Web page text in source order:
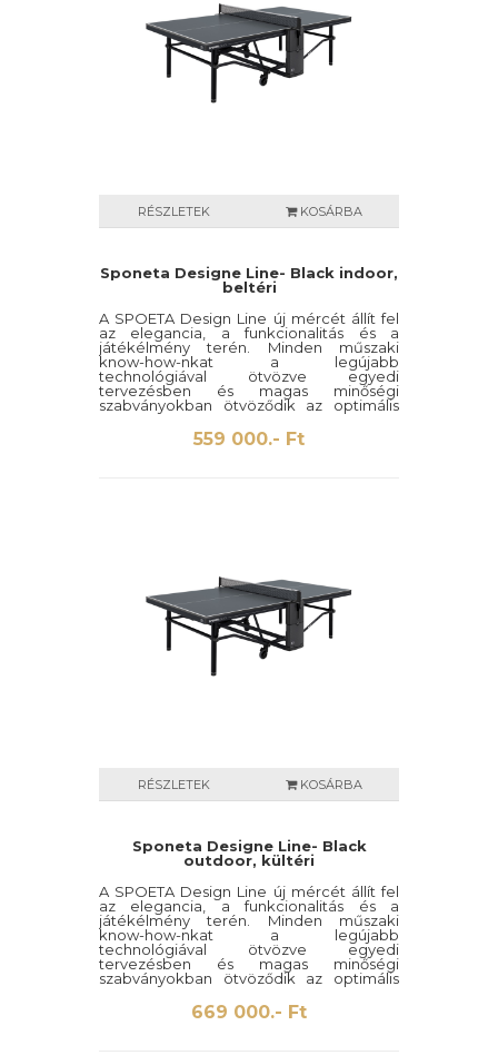
RÉSZLETEK KOSÁRBA
Sponeta Designe Line- Black indoor,
beltéri
A SPOETA Design Line új mércét állít fel
az elegancia, a funkcionalitás és a
játékélmény terén. Minden műszaki
know-how-nkat a legújabb
technológiával ötvözve egyedi
tervezésben és magas minőségi
szabványokban ötvöződik az optimális
szórakozás érdekében. A Black Edition
kifejezetten modern és nyitott
környezetekhez készült. Kiváló minőségű
559 000.- Ft
RÉSZLETEK KOSÁRBA
Sponeta Designe Line- Black
outdoor, kültéri
A SPOETA Design Line új mércét állít fel
az elegancia, a funkcionalitás és a
játékélmény terén. Minden műszaki
know-how-nkat a legújabb
technológiával ötvözve egyedi
tervezésben és magas minőségi
szabványokban ötvöződik az optimális
szórakozás érdekében. A Black Edition
kifejezetten modern és nyitott
környezetekhez készült. Kiváló minőségű
669 000.- Ft